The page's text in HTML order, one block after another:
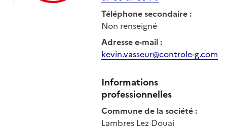
Téléphone secondaire:
Non renseigné
Adresse e-mail:
kevin.vasseur@controle-g.com
Informations
professionnelles
Commune de la société:
Lambres Lez Douai